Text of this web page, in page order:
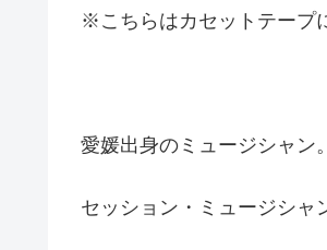
※こちらはカセットテープ
愛媛出身のミュージシャン。
セッション・ミュージシャ